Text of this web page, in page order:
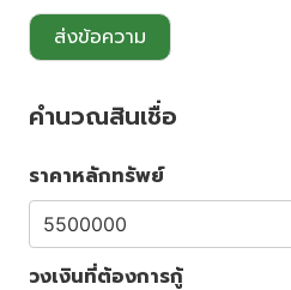
ส่งข้อความ
คำนวณสินเชื่อ
ราคาหลักทรัพย์
วงเงินที่ต้องการกู้